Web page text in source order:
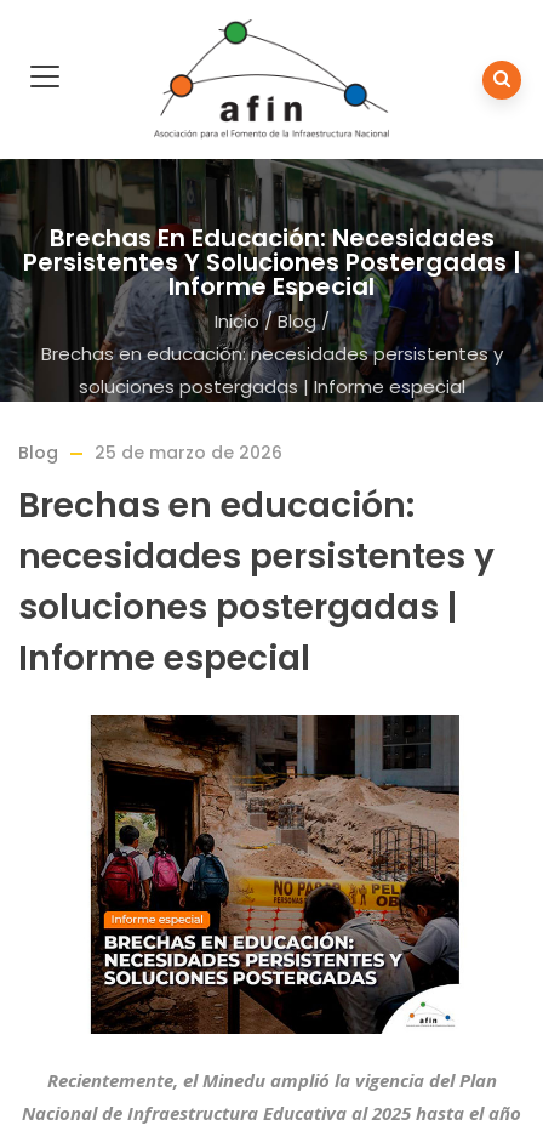
Brechas En Educación: Necesidades
Persistentes Y Soluciones Postergadas |
Informe Especial
Inicio/Blog/
Brechas en educación: necesidades persistentes y
soluciones postergadas | Informe especial
Blog 25 de marzo de 2026
Brechas en educación:
necesidades persistentes y
soluciones postergadas |
Informe especial
Recientemente, el Minedu amplió la vigencia del Plan
Nacional de Infraestructura Educativa al 2025 hasta el año